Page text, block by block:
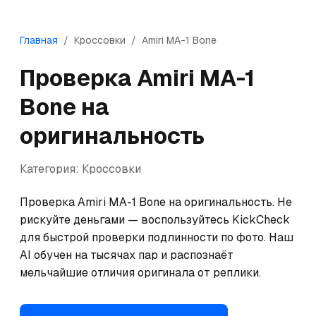
Главная / Кроссовки / Amiri MA-1 Bone
ПроверкаAmiri MA-1
Bone на
оригинальность
Категория: Кроссовки
Проверка Amiri MA-1 Bone на оригинальность. Не
рискуйте деньгами — воспользуйтесь KickCheck
для быстрой проверки подлинности по фото. Наш
AI обучен на тысячах пар и распознаёт
мельчайшие отличия оригинала от реплики.